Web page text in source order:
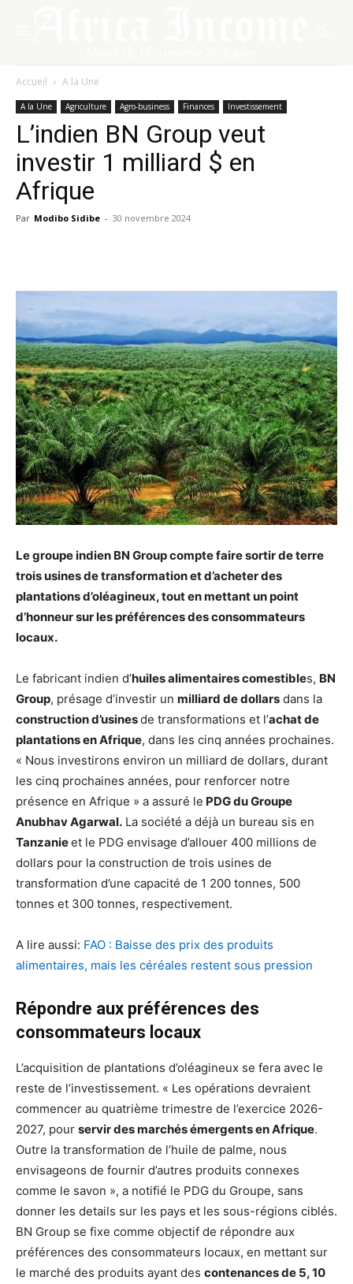
Accueil A la Une
A la Une Agriculture Agro-business Finances Investissement
L’indien BN Group veut
investir 1 milliard $ en
Afrique
Par Modibo Sidibe - 30 novembre 2024
Le groupe indien BN Group compte faire sortir de terre
trois usines de transformation et d’acheter des
plantations d’oléagineux, tout en mettant un point
d’honneur sur les préférences des consommateurs
locaux.
Le fabricant indien d’huiles alimentaires comestibles, BN
Group, présage d’investir un milliard de dollars dans la
construction d’usinesde transformations et l’achat de
plantations en Afrique, dans les cinq années prochaines.
« Nous investirons environ un milliard de dollars, durant
les cinq prochaines années, pour renforcer notre
présence en Afrique » a assuré le PDG du Groupe
Anubhav Agarwal. La société a déjà un bureau sis en
Tanzanieet le PDG envisage d’allouer 400 millions de
dollars pour la construction de trois usines de
transformation d’une capacité de 1 200 tonnes, 500
tonnes et 300 tonnes, respectivement.
A lire aussi: FAO : Baisse des prix des produits
alimentaires, mais les céréales restent sous pression
Répondre aux préférences des
consommateurs locaux
L’acquisition de plantations d’oléagineux se fera avec le
reste de l’investissement. « Les opérations devraient
commencer au quatrième trimestre de l’exercice 2026-
2027, pour servir des marchés émergents en Afrique.
Outre la transformation de l’huile de palme, nous
envisageons de fournir d’autres produits connexes
comme le savon », a notifié le PDG du Groupe, sans
donner les details sur les pays et les sous-régions ciblés.
BN Group se fixe comme objectif de répondre aux
préférences des consommateurs locaux, en mettant sur
le marché des produits ayant des contenances de 5, 10